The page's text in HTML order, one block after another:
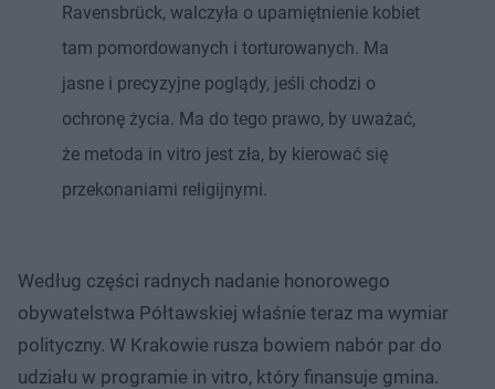
Ravensbrück, walczyła o upamiętnienie kobiet
tam pomordowanych i torturowanych. Ma
jasne i precyzyjne poglądy, jeśli chodzi o
ochronę życia. Ma do tego prawo, by uważać,
że metoda in vitro jest zła, by kierować się
przekonaniami religijnymi.
Według części radnych nadanie honorowego
obywatelstwa Półtawskiej właśnie teraz ma wymiar
polityczny. W Krakowie rusza bowiem nabór par do
udziału w programie in vitro, który finansuje gmina.